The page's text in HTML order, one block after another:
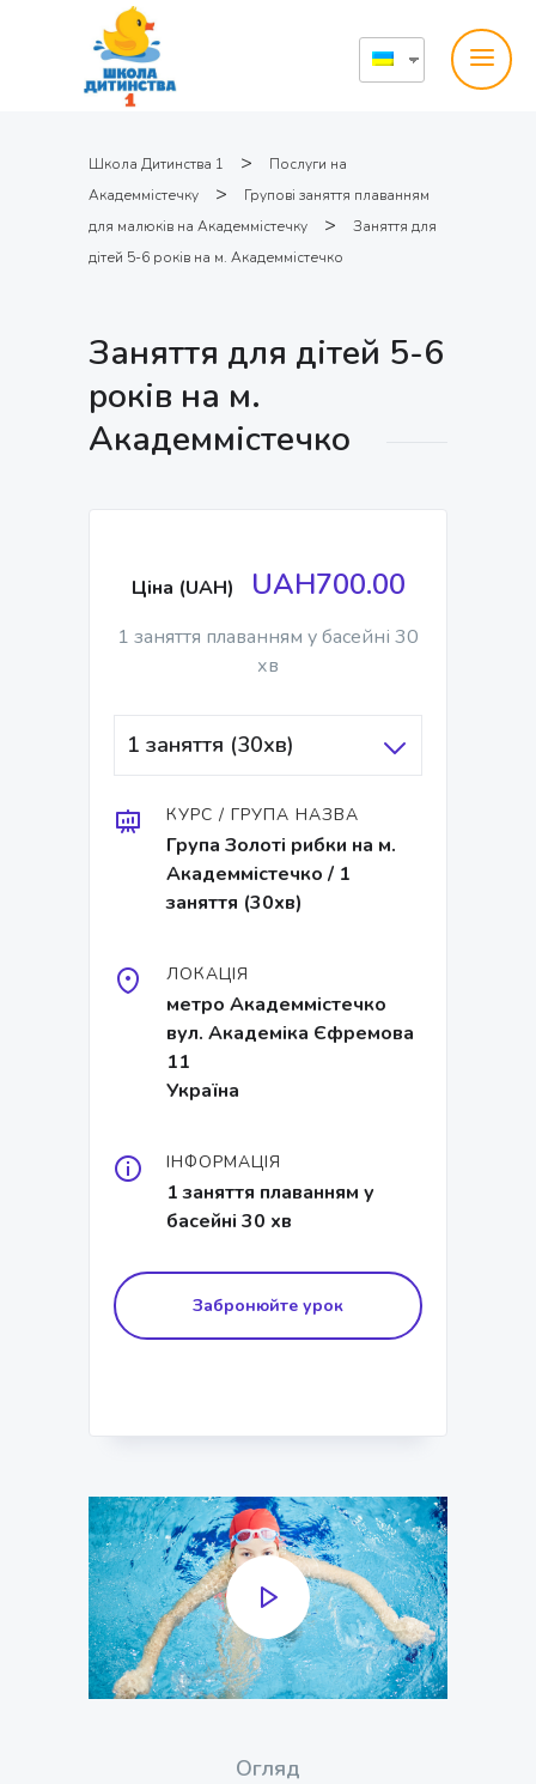
Школа Дитинства 1 >
Послуги на
Академмістечку
>
Групові заняття плаванням
для малюків на Академмістечку
>
Заняття для
дітей 5-6 років на м. Академмістечко
Заняття для дітей 5-6
років на м.
Академмістечко
Огляд
Ціна (UAH) UAH700.00
1 заняття плаванням у басейні 30
хв
1 заняття (30хв)
КУРС / ГРУПА НАЗВА
Група Золоті рибки на м.
Академмістечко / 1
заняття (30хв)
ЛОКАЦІЯ
метро Академмістечко
вул. Академіка Єфремова
11
Україна
ІНФОРМАЦІЯ
1 заняття плаванням у
басейні 30 хв
Забронюйте урок